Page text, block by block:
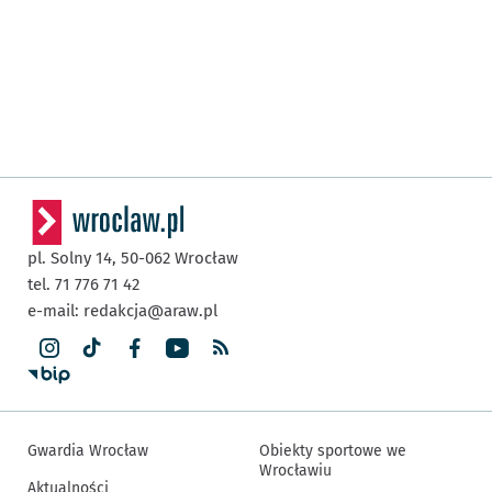
pl. Solny 14, 50-062 Wrocław
tel. 71 776 71 42
e-mail: redakcja@araw.pl
Gwardia Wrocław
Aktualności
Obiekty sportowe we
Wrocławiu